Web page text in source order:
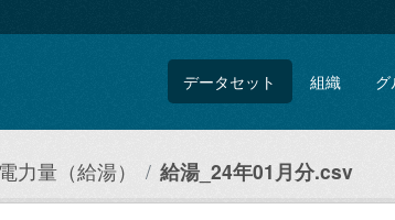
データセット 組織
力量（給湯） 給湯_24年01月分.csv